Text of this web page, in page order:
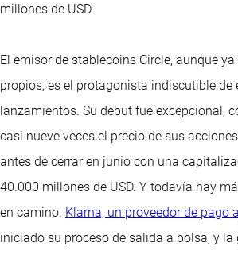
millones de USD.
El emisor de stablecoins Circle, aunque
propios, es el protagonista indiscutible de
lanzamientos. Su debut fue excepcional,
casi nueve veces el precio de sus
antes de cerrar en junio con una
40.000 millones de USD. Y todavía hay
en camino. Klarna, un proveedor de pago
iniciado su proceso de salida a bolsa, y la